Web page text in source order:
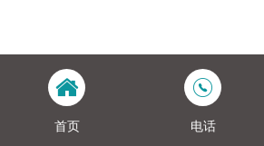
首页 电话